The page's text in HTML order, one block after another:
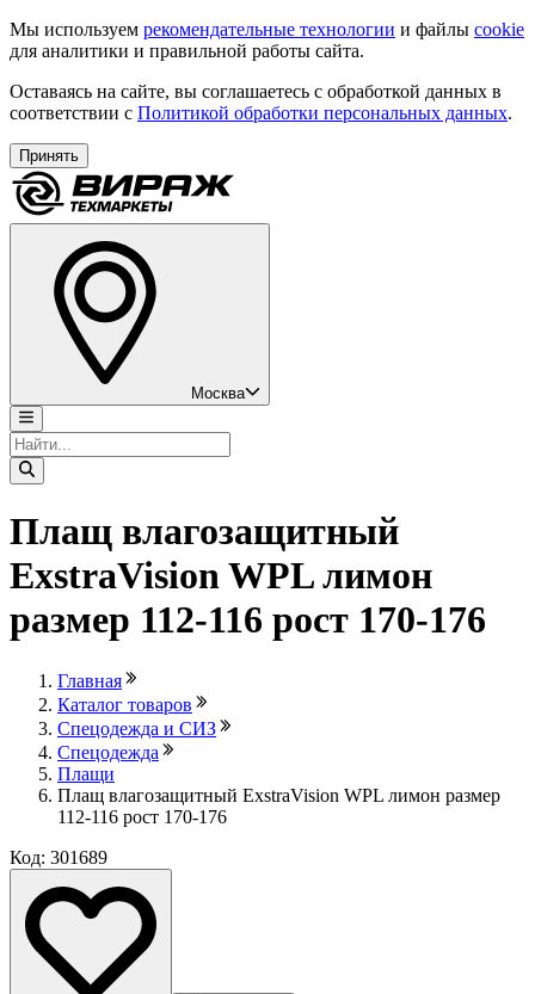
Мы используем рекомендательные технологии и файлы cookie
для аналитики и правильной работы сайта.
Оставаясь на сайте, вы соглашаетесь с обработкой данных в
соответствии с Политикой обработки персональных данных.
Принять
Москва
Плащ влагозащитный
ExstraVision WPL лимон
размер 112-116 рост 170-176
Главная
Каталог товаров
Спецодежда и СИЗ
Спецодежда
Плащи
Плащ влагозащитный ExstraVision WPL лимон размер
112-116 рост 170-176
Код: 301689